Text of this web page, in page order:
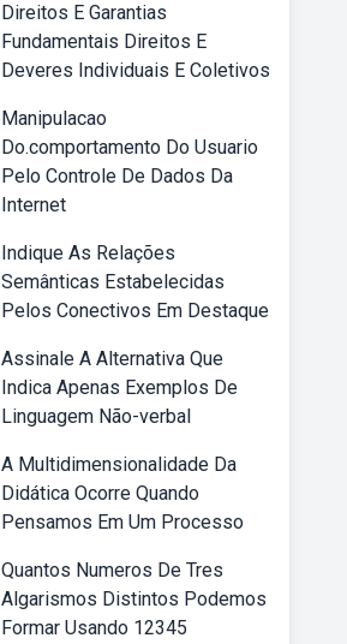
Direitos E Garantias
Fundamentais Direitos E
Deveres Individuais E Coletivos
Manipulacao
Do.comportamento Do Usuario
Pelo Controle De Dados Da
Internet
Indique As Relações
Semânticas Estabelecidas
Pelos Conectivos Em Destaque
Assinale A Alternativa Que
Indica Apenas Exemplos De
Linguagem Não-verbal
A Multidimensionalidade Da
Didática Ocorre Quando
Pensamos Em Um Processo
Quantos Numeros De Tres
Algarismos Distintos Podemos
Formar Usando 12345